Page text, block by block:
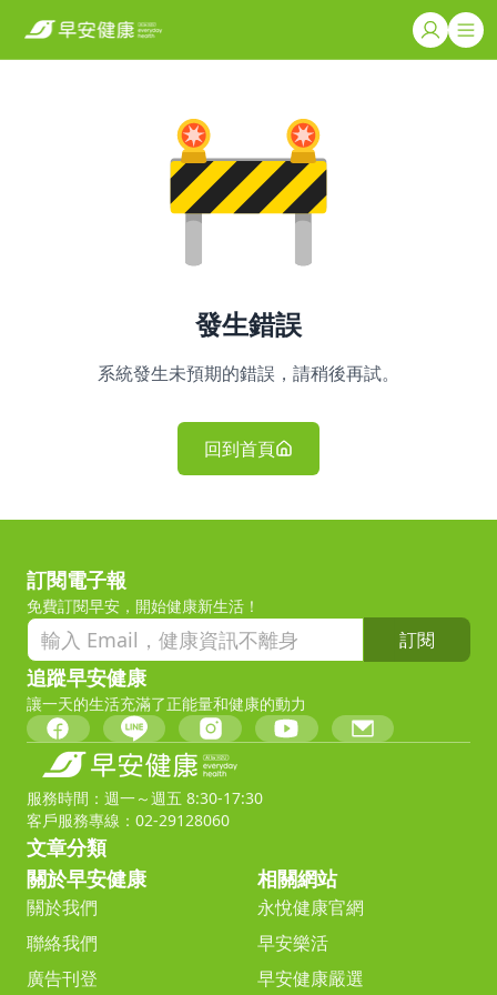
發生錯誤
系統發生未預期的錯誤，請稍後再試。
回到首頁
訂閱電子報
免費訂閱早安，開始健康新生活！
訂閱
追蹤早安健康
讓一天的生活充滿了正能量和健康的動力
服務時間：週一～週五 8:30-17:30
客戶服務專線：02-29128060
文章分類
關於早安健康
關於我們
聯絡我們
廣告刊登
相關網站
永悅健康官網
早安樂活
早安健康嚴選